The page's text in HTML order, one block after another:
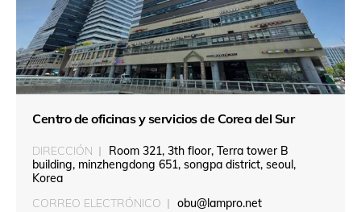
Centro de oficinas y servicios de Corea del Sur
DIRECCIÓN
Room 321, 3th floor, Terra tower B
building, minzhengdong 651, songpa district, seoul,
Korea
CORREO ELECTRÓNICO
obu@lampro.net